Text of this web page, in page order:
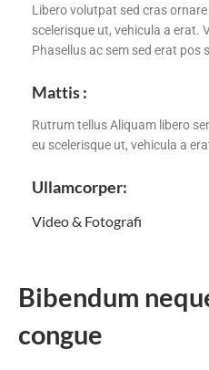
Libero volutpat sed cras
scelerisque ut, vehicula a erat.
Phasellus ac sem sed erat pos
Mattis :
Rutrum tellus Aliquam libero
eu scelerisque ut, vehicula a
Ullamcorper:
Video & Fotografi
Bibendum
congue